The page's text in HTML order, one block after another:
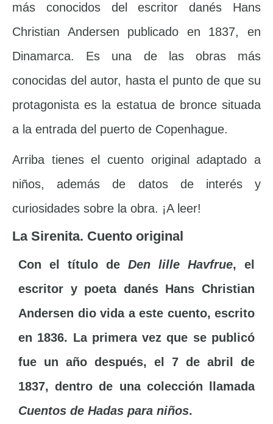
más conocidos del escritor danés Hans
Christian Andersen publicado en 1837, en
Dinamarca. Es una de las obras más
conocidas del autor, hasta el punto de que su
protagonista es la estatua de bronce situada
a la entrada del puerto de Copenhague.
Arriba tienes el cuento original adaptado a
niños, además de datos de interés y
curiosidades sobre la obra. ¡A leer!
La Sirenita. Cuento original
Con el título de Den lille Havfrue, el
escritor y poeta danés Hans Christian
Andersen dio vida a este cuento, escrito
en 1836. La primera vez que se publicó
fue un año después, el 7 de abril de
1837, dentro de una colección llamada
Cuentos de Hadas para niños.